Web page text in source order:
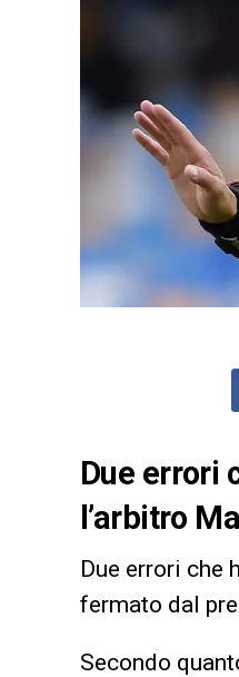
Due errori
l’arbitro
Due errori che
fermato dal
Secondo